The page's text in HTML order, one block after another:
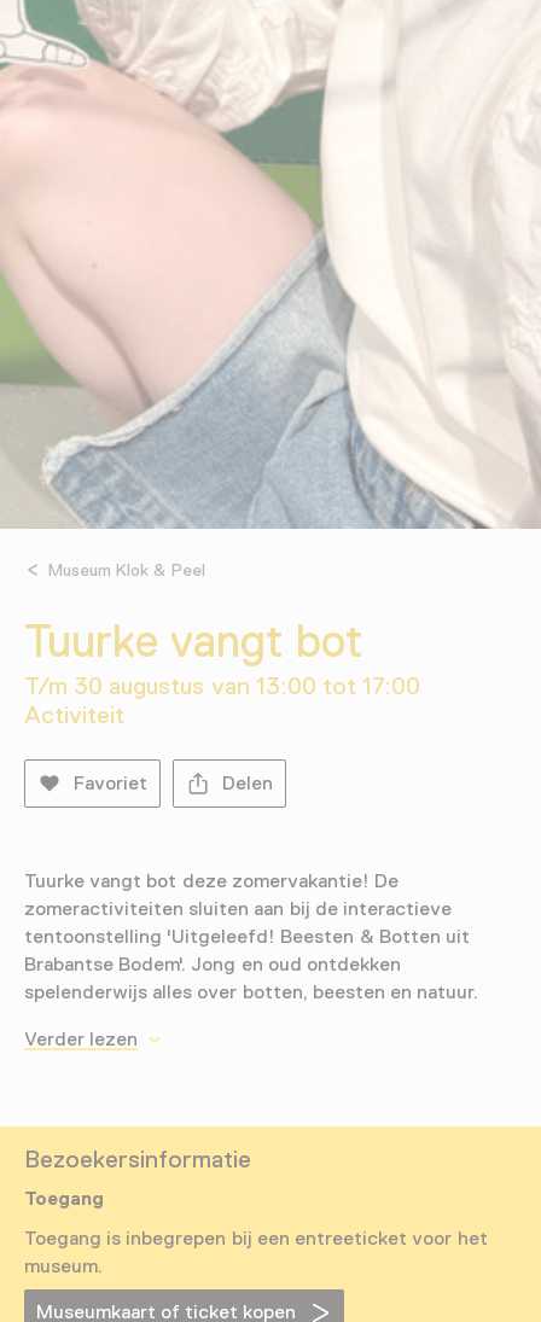
Museum Klok & Peel
Tuurke vangt bot
T/m 30 augustus van 13:00 tot 17:00
Activiteit
Favoriet Delen
Tuurke vangt bot deze zomervakantie! De
zomeractiviteiten sluiten aan bij de interactieve
tentoonstelling 'Uitgeleefd! Beesten & Botten uit
Brabantse Bodem'. Jong en oud ontdekken
spelenderwijs alles over botten, beesten en natuur.
Verder lezen
Bezoekersinformatie
Toegang
Toegang is inbegrepen bij een entreeticket voor het
museum.
Museumkaart of ticket kopen